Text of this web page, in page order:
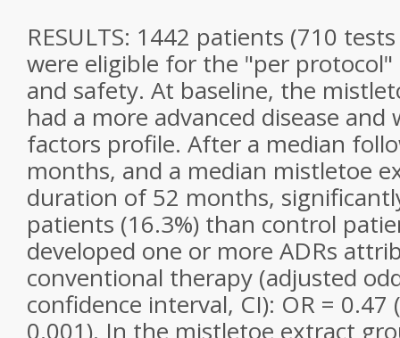
RESULTS: 1442 patients (710
were eligible for the "per protocol"
and safety. At baseline, the
had a more advanced disease
factors profile. After a median
months, and a median mistletoe
duration of 52 months,
patients (16.3%) than control
developed one or more ADRs
conventional therapy (adjusted
confidence interval, CI): OR = 0.47
0.001). In the mistletoe extract